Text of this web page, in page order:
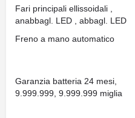
Fari principali ellissoidali ,
anabbagl. LED , abbagl. LED
Freno a mano automatico
Garanzia batteria 24 mesi,
9.999.999, 9.999.999 miglia